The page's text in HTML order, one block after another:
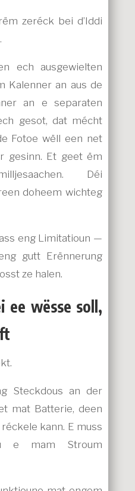
zeréck bei d’Iddi
ech ausgewielten
Kalenner an aus de
an e separaten
gesot, dat mécht
Fotoe wëll een net
gesinn. Et geet ëm
Déi
doheem wichteg
eng Limitatioun —
gutt Erënnerung
ze halen.
ee wësse soll,
Steckdous an der
mat Batterie, deen
kann. E muss
e mam Stroum